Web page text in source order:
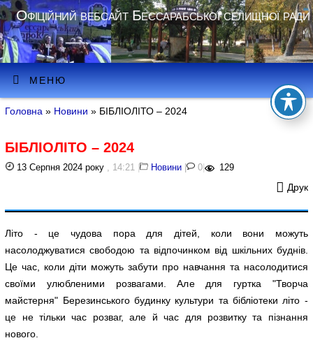
Офіційний вебсайт Бессарабської селищної ради
МЕНЮ
Головна » Новини » БІБЛІОЛІТО – 2024
БІБЛІОЛІТО – 2024
13 Серпня 2024 року , 14:21 | Новини | 0 | 129
Друк
Літо - це чудова пора для дітей, коли вони можуть
насолоджуватися свободою та відпочинком від шкільних буднів.
Це час, коли діти можуть забути про навчання та насолодитися
своїми улюбленими розвагами. Але для гуртка "Творча
майстерня" Березинського будинку культури та бібліотеки літо -
це не тільки час розваг, але й час для розвитку та пізнання
нового.